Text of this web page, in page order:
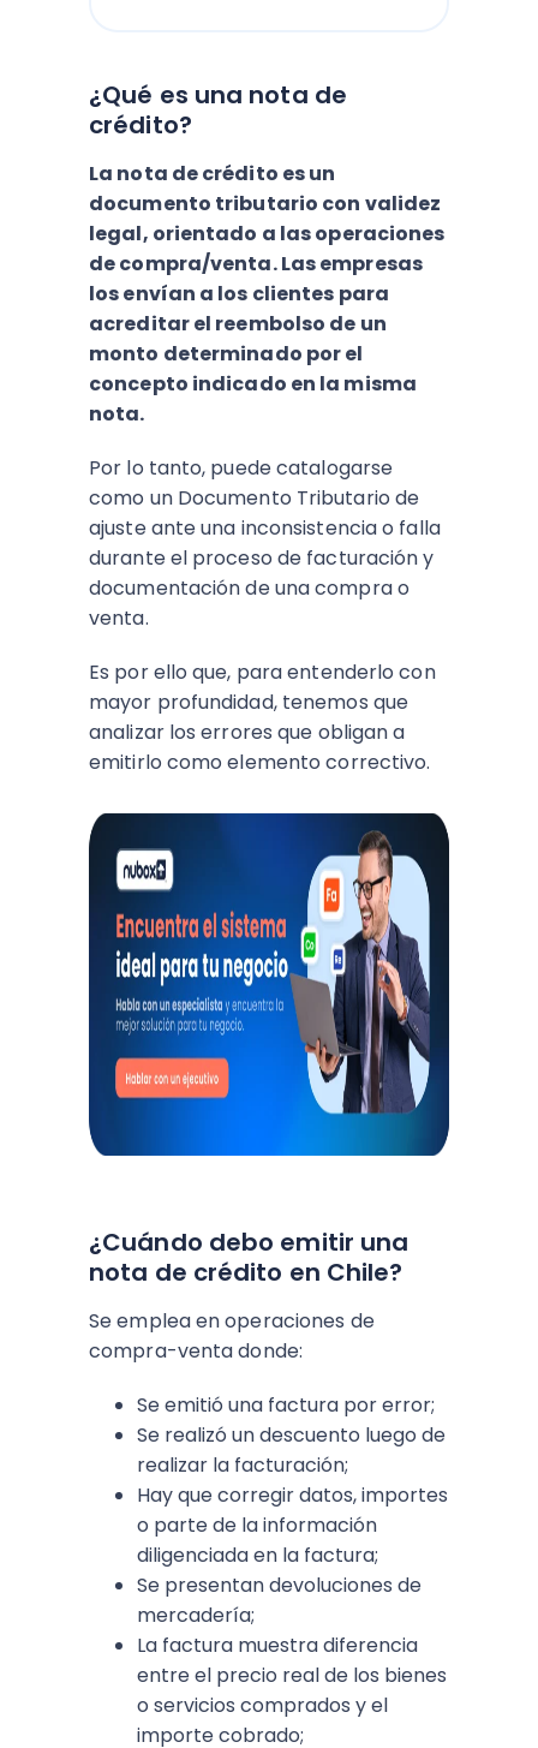
¿Qué es una nota de
crédito?
La nota de crédito es un
documento tributario con validez
legal, orientado a las operaciones
de compra/venta. Las empresas
los envían a los clientes para
acreditar el reembolso de un
monto determinado por el
concepto indicado en la misma
nota.
Por lo tanto, puede catalogarse
como un Documento Tributario de
ajuste ante una inconsistencia o falla
durante el proceso de facturación y
documentación de una compra o
venta.
Es por ello que, para entenderlo con
mayor profundidad, tenemos que
analizar los errores que obligan a
emitirlo como elemento correctivo.
¿Cuándo debo emitir una
nota de crédito en Chile?
Se emplea en operaciones de
compra-venta donde:
Se emitió una factura por error;
Se realizó un descuento luego de
realizar la facturación;
Hay que corregir datos, importes
o parte de la información
diligenciada en la factura;
Se presentan devoluciones de
mercadería;
La factura muestra diferencia
entre el precio real de los bienes
o servicios comprados y el
importe cobrado;